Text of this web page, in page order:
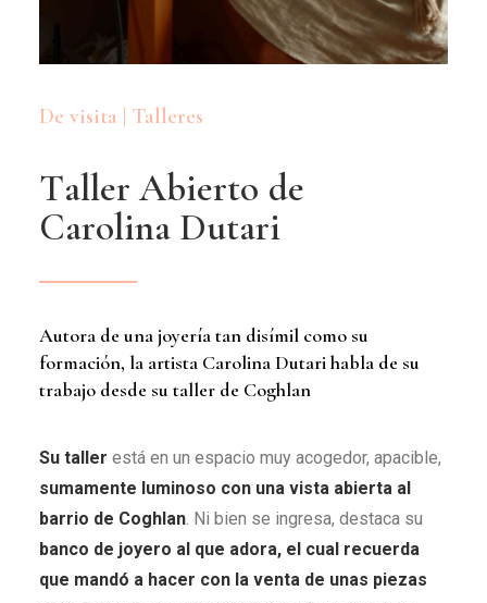
De visita | Talleres
Taller Abierto de
Carolina Dutari
Autora de una joyería tan disímil como su
formación, la artista Carolina Dutari habla de su
trabajo desde su taller de Coghlan
Su taller está en un espacio muy acogedor, apacible,
sumamente luminoso con una vista abierta al
barrio de Coghlan. Ni bien se ingresa, destaca su
banco de joyero al que adora, el cual recuerda
que mandó a hacer con la venta de unas piezas